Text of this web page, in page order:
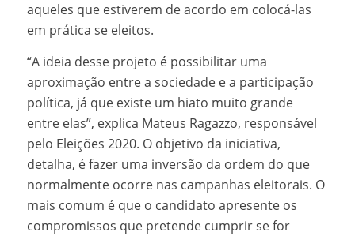
aqueles que estiverem de acordo em colocá-las
em prática se eleitos.
“A ideia desse projeto é possibilitar uma
aproximação entre a sociedade e a participação
política, já que existe um hiato muito grande
entre elas”, explica Mateus Ragazzo, responsável
pelo Eleições 2020. O objetivo da iniciativa,
detalha, é fazer uma inversão da ordem do que
normalmente ocorre nas campanhas eleitorais. O
mais comum é que o candidato apresente os
compromissos que pretende cumprir se for